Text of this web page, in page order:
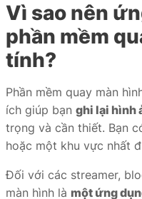
Vì sao nên
phần mềm
tính?
Phần mềm quay màn
ích giúp bạn ghi lại hình
trọng và cần thiết. Bạn
hoặc một khu vực nhất
Đối với các streamer,
màn hình là một ứng